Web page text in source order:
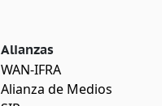
Alianzas
WAN-IFRA
Alianza de Medios